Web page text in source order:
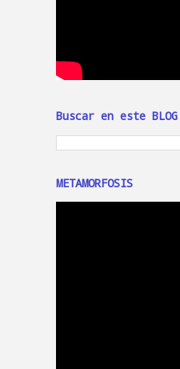
Buscar en este BLOG
METAMORFOSIS